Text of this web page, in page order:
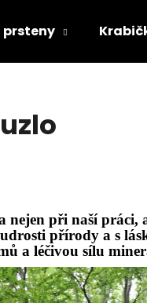
nejen při naší práci,
přírody a s
a léčivou sílu miner